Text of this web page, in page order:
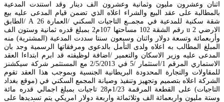
اثنان وعشرون مليون وثمانية وعشرون الف دينار وقد استندت المدعية
بالمطالبة على عقد البيع والشراء اعلاه الذي تضمن قيام المدعى عليه بيع
شقة سكنية للمدعية في مجمــع التاجيات السكني /العمارة 26 A /الطابق
الارضي 2 u رقم الشقة 102 مساحتها 107م2 بمبلغ قدره ثمانية وستون الف
وأربعمائة وتسعة دولار واثنان وسبعون سنتا سددت المدعية (المشترية) منه
المبلغ المطالب به اعلاه ولدى التأمل بالدعوى ومرفقاتها الرسمية وجد بان
المدعى عليه وزير الاسكان والتعمير /اضافة لوظيفته قد ابرم ابتداءا العقد
الاستماري المرقم 1/استثمار /5 في 2/5/2013 مع المستثمر شركة سيكشنز
للمقاولات والتجارة المحدودة البريطانية الجنسية وبموجب هذا العقد تقوم
الشركة اعلاه بتصميم وتجهيز وتنفيذ وصيانة المجمع السكني في (موقع بغداد
التاجيات) على القطعة المرقمة 1/23م28 تاجيات بمبلغ اجمالي قدره مائة
وستة مليون واربعمائة الف وثلاثمائة واربعة دولار امريكي يتم تسديدها على